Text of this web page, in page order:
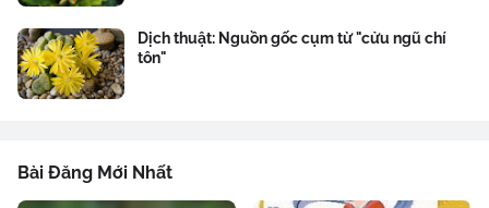
Dịch thuật: Nguồn gốc cụm từ "cửu ngũ chí
tôn"
Bài Đăng Mới Nhất